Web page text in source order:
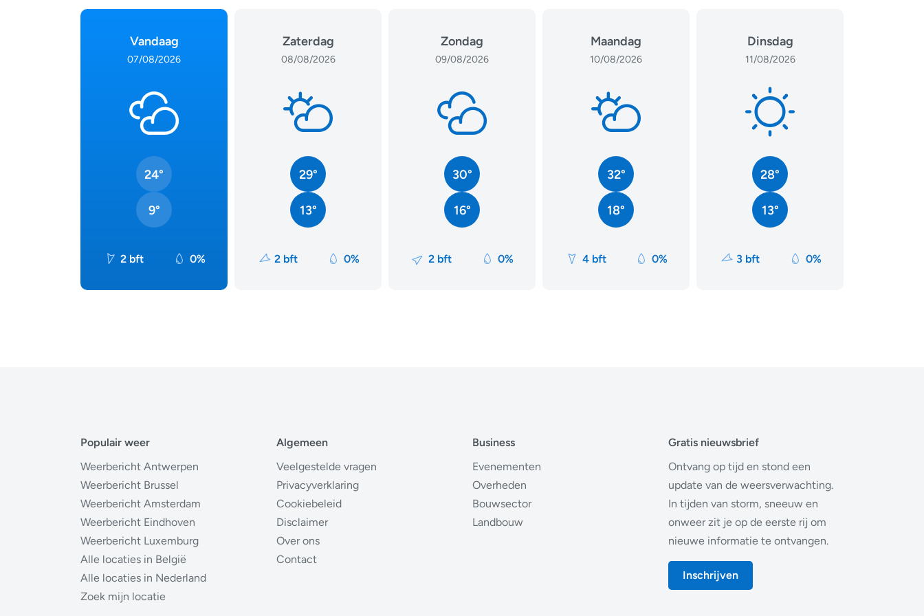
Vandaag
07/08/2026
24°
9°
2 bft 0%
Zaterdag
08/08/2026
29°
13°
2 bft 0%
Zondag
09/08/2026
30°
16°
2 bft 0%
Maandag
10/08/2026
32°
18°
4 bft 0%
Dinsdag
11/08/2026
28°
13°
3 bft 0%
Populair weer
Weerbericht Antwerpen
Weerbericht Brussel
Weerbericht Amsterdam
Weerbericht Eindhoven
Weerbericht Luxemburg
Alle locaties in België
Alle locaties in Nederland
Zoek mijn locatie
Algemeen
Veelgestelde vragen
Privacyverklaring
Cookiebeleid
Disclaimer
Over ons
Contact
Business
Evenementen
Overheden
Bouwsector
Landbouw
Gratis nieuwsbrief
Ontvang op tijd en stond een
update van de weersverwachting.
In tijden van storm, sneeuw en
onweer zit je op de eerste rij om
nieuwe informatie te ontvangen.
Inschrijven